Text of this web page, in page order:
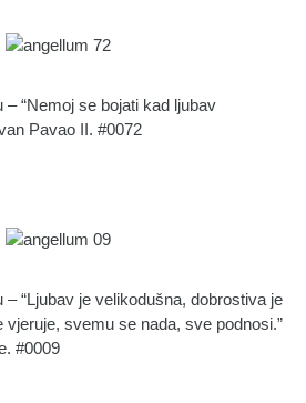
“Nemoj se bojati kad ljubav
Pavao II. #0072
– “Ljubav je velikodušna, dobrostiva je
vjeruje, svemu se nada, sve podnosi.”
#0009